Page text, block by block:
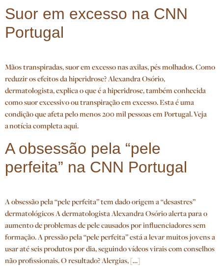
Suor em excesso na CNN
Portugal
Mãos transpiradas, suor em excesso nas axilas, pés molhados. Como
reduzir os efeitos da hiperidrose? Alexandra Osório,
dermatologista, explica o que é a hiperidrose, também conhecida
como suor excessivo ou transpiração em excesso. Esta é uma
condição que afeta pelo menos 200 mil pessoas em Portugal. Veja
a notícia completa aqui.
A obsessão pela “pele
perfeita” na CNN Portugal
A obsessão pela “pele perfeita” tem dado origem a “desastres”
dermatológicos A dermatologista Alexandra Osório alerta para o
aumento de problemas de pele causados por influenciadores sem
formação. A pressão pela “pele perfeita” está a levar muitos jovens a
usar até seis produtos por dia, seguindo vídeos virais com conselhos
não profissionais. O resultado? Alergias, […]